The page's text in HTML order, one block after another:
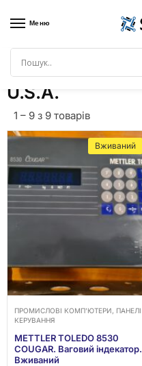
Меню
Головна
U.S.A.
1 – 9 з 9 товарів
Вживаний
ПРОМИСЛОВІ КОМП’ЮТЕРИ, ПАНЕЛІ
КЕРУВАННЯ
METTLER TOLEDO 8530
COUGAR. Ваговий індекатор.
Вживаний